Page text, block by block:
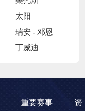
太阳
瑞安 - 邓恩
丁威迪
重要赛事 资